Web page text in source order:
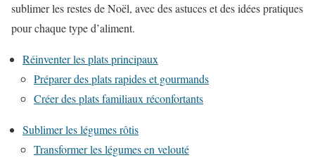
sublimer les restes de Noël, avec des astuces et des idées pratiques
pour chaque type d’aliment.
Réinventer les plats principaux
Préparer des plats rapides et gourmands
Créer des plats familiaux réconfortants
Sublimer les légumes rôtis
Transformer les légumes en velouté